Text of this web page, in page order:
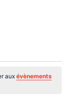
aux évènements